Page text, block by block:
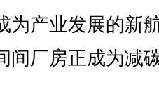
产业发展的新
间厂房正成为减